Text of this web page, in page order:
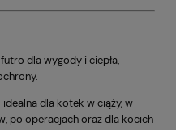
dla wygody i ciepła,
idealna dla kotek w ciąży, w
po operacjach oraz dla kocich